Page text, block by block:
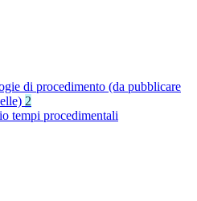
di procedimento (da pubblicare
2
tempi procedimentali